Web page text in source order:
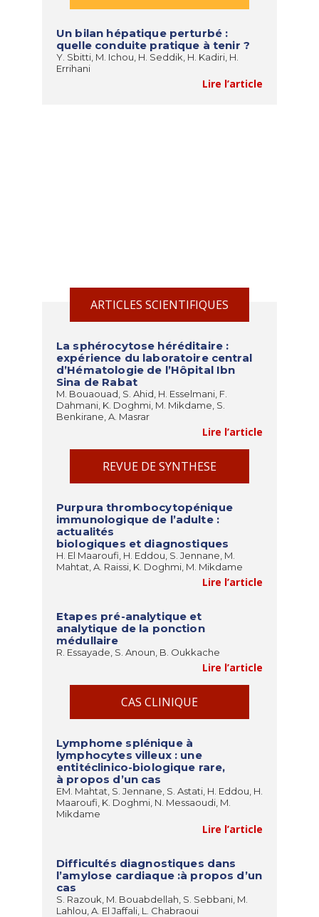
Un bilan hépatique perturbé :
quelle conduite pratique à tenir ?
Y. Sbitti, M. Ichou, H. Seddik, H. Kadiri, H.
Errihani
Lire l’article
ARTICLES SCIENTIFIQUES
La sphérocytose héréditaire :
expérience du laboratoire central
d’Hématologie de l’Hôpital Ibn
Sina de Rabat
M. Bouaouad, S. Ahid, H. Esselmani, F.
Dahmani, K. Doghmi, M. Mikdame, S.
Benkirane, A. Masrar
Lire l’article
REVUE DE SYNTHESE
Purpura thrombocytopénique
immunologique de l’adulte :
actualités
biologiques et diagnostiques
H. El Maaroufi, H. Eddou, S. Jennane, M.
Mahtat, A. Raissi, K. Doghmi, M. Mikdame
Lire l’article
Etapes pré-analytique et
analytique de la ponction
médullaire
R. Essayade, S. Anoun, B. Oukkache
Lire l’article
CAS CLINIQUE
Lymphome splénique à
lymphocytes villeux : une
entitéclinico-biologique rare,
à propos d’un cas
EM. Mahtat, S. Jennane, S. Astati, H. Eddou, H.
Maaroufi, K. Doghmi, N. Messaoudi, M.
Mikdame
Lire l’article
Difficultés diagnostiques dans
l’amylose cardiaque :à propos d’un
cas
S. Razouk, M. Bouabdellah, S. Sebbani, M.
Lahlou, A. El Jaffali, L. Chabraoui